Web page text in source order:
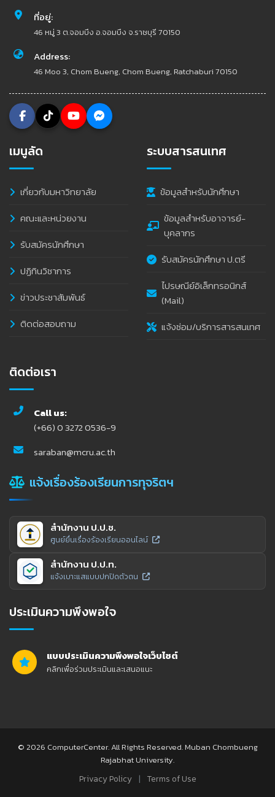
ที่อยู่:
46 หมู่ 3 ต.จอมบึง อ.จอมบึง จ.ราชบุรี 70150
Address:
46 Moo 3, Chom Bueng, Chom Bueng, Ratchaburi 70150
เมนูลัด
เกี่ยวกับมหาวิทยาลัย
คณะและหน่วยงาน
รับสมัครนักศึกษา
ปฏิทินวิชาการ
ข่าวประชาสัมพันธ์
ติดต่อสอบถาม
ระบบสารสนเทศ
ข้อมูลสำหรับนักศึกษา
ข้อมูลสำหรับอาจารย์-
บุคลากร
รับสมัครนักศึกษา ป.ตรี
ไปรษณีย์อิเล็กทรอนิกส์
(Mail)
แจ้งซ่อม/บริการสารสนเทศ
ติดต่อเรา
Call us:
(+66) 0 3272 0536-9
saraban@mcru.ac.th
แจ้งเรื่องร้องเรียนการทุจริตฯ
สำนักงาน ป.ป.ช.
ศูนย์ยื่นเรื่องร้องเรียนออนไลน์
สำนักงาน ป.ป.ท.
แจ้งเบาะแสแบบปกปิดตัวตน
ประเมินความพึงพอใจ
แบบประเมินความพึงพอใจเว็บไซต์
คลิกเพื่อร่วมประเมินและเสนอแนะ
© 2026 ComputerCenter. All Rights Reserved. Muban Chombueng
Rajabhat University.
Privacy Policy | Terms of Use